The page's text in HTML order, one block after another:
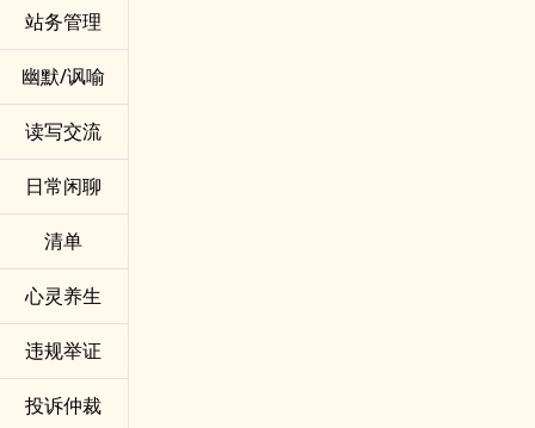
站务管理
幽默/讽喻
读写交流
日常闲聊
清单
心灵养生
违规举证
投诉仲裁